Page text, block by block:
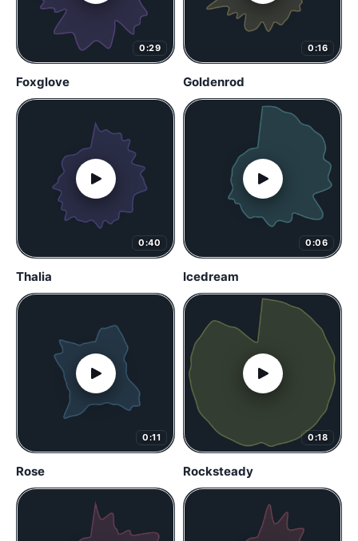
0:29
Foxglove
0:16
Goldenrod
0:40
Thalia
0:06
Icedream
0:11
Rose
0:18
Rocksteady